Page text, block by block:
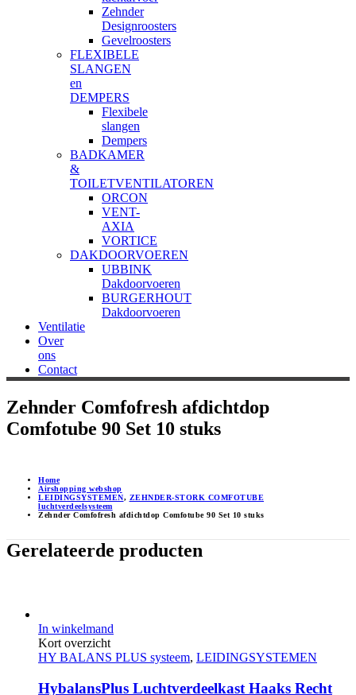
Zehnder
Designroosters
Gevelroosters
FLEXIBELE
SLANGEN
en
DEMPERS
Flexibele
slangen
Dempers
BADKAMER
&
TOILETVENTILATOREN
ORCON
VENT-
AXIA
VORTICE
DAKDOORVOEREN
UBBINK
Dakdoorvoeren
BURGERHOUT
Dakdoorvoeren
Ventilatie
Over
ons
Contact
Zehnder Comfofresh afdichtdop
Comfotube 90 Set 10 stuks
Home
Airshopping webshop
LEIDINGSYSTEMEN, ZEHNDER-STORK COMFOTUBE
luchtverdeelsysteem
Zehnder Comfofresh afdichtdop Comfotube 90 Set 10 stuks
Gerelateerde producten
In winkelmand
Kort overzicht
HY BALANS PLUS systeem, LEIDINGSYSTEMEN
HybalansPlus Luchtverdeelkast Haaks Recht